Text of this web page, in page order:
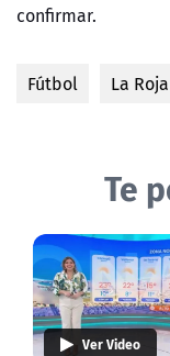
confirmar.
Fútbol La Roja
Te
Ver Video